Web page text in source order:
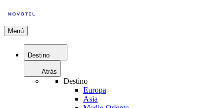
Menú
Destino
Atrás
Destino
Europa
Asia